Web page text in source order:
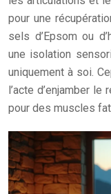
pour une
sels d’Epsom ou
une isolation
uniquement à soi.
l’acte d’enjamber
pour des muscles